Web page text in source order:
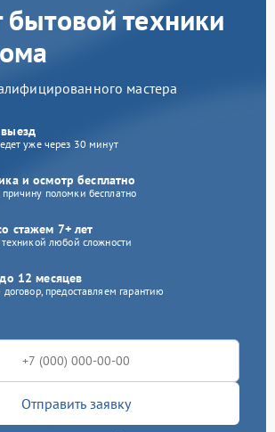
бытовой техники
мастера
уже через 30 минут
и осмотр бесплатно
поломки бесплатно
стажем 7+ лет
любой сложности
12 месяцев
предоставляем гарантию
Отправить заявку